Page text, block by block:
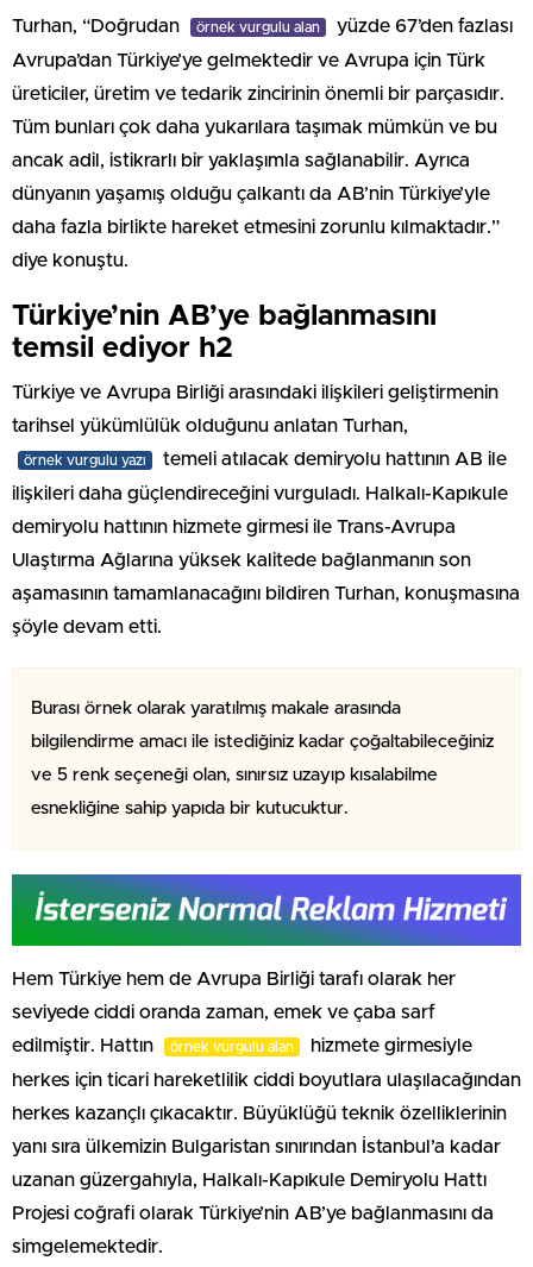
Turhan, “Doğrudan örnek vurgulu alan
yüzde 67’den fazlası
Avrupa’dan Türkiye’ye gelmektedir ve Avrupa için Türk
üreticiler, üretim ve tedarik zincirinin önemli bir parçasıdır.
Tüm bunları çok daha yukarılara taşımak mümkün ve bu
ancak adil, istikrarlı bir yaklaşımla sağlanabilir. Ayrıca
dünyanın yaşamış olduğu çalkantı da AB’nin Türkiye’yle
daha fazla birlikte hareket etmesini zorunlu kılmaktadır.”
diye konuştu.
Türkiye’nin AB’ye bağlanmasını
temsil ediyor h2
Türkiye ve Avrupa Birliği arasındaki ilişkileri geliştirmenin
tarihsel yükümlülük olduğunu anlatan Turhan,
örnek vurgulu yazı
temeli atılacak demiryolu hattının AB ile
ilişkileri daha güçlendireceğini vurguladı. Halkalı-Kapıkule
demiryolu hattının hizmete girmesi ile Trans-Avrupa
Ulaştırma Ağlarına yüksek kalitede bağlanmanın son
aşamasının tamamlanacağını bildiren Turhan, konuşmasına
şöyle devam etti.
Burası örnek olarak yaratılmış makale arasında
bilgilendirme amacı ile istediğiniz kadar çoğaltabileceğiniz
ve 5 renk seçeneği olan, sınırsız uzayıp kısalabilme
esnekliğine sahip yapıda bir kutucuktur.
Hem Türkiye hem de Avrupa Birliği tarafı olarak her
seviyede ciddi oranda zaman, emek ve çaba sarf
edilmiştir. Hattın
örnek vurgulu alan
hizmete girmesiyle
herkes için ticari hareketlilik ciddi boyutlara ulaşılacağından
herkes kazançlı çıkacaktır. Büyüklüğü teknik özelliklerinin
yanı sıra ülkemizin Bulgaristan sınırından İstanbul’a kadar
uzanan güzergahıyla, Halkalı-Kapıkule Demiryolu Hattı
Projesi coğrafi olarak Türkiye’nin AB’ye bağlanmasını da
simgelemektedir.